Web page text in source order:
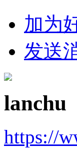
加为
发送
lanchu
https://